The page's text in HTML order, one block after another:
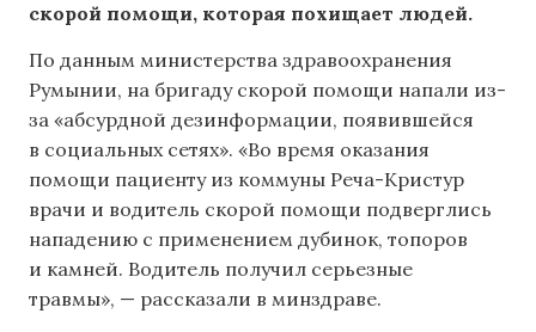
скорой помощи, которая похищает людей.
По данным министерства здравоохранения
Румынии, на бригаду скорой помощи напали из-
за «абсурдной дезинформации, появившейся
в социальных сетях». «Во время оказания
помощи пациенту из коммуны Реча-Кристур
врачи и водитель скорой помощи подверглись
нападению с применением дубинок, топоров
и камней. Водитель получил серьезные
травмы», — рассказали в минздраве.